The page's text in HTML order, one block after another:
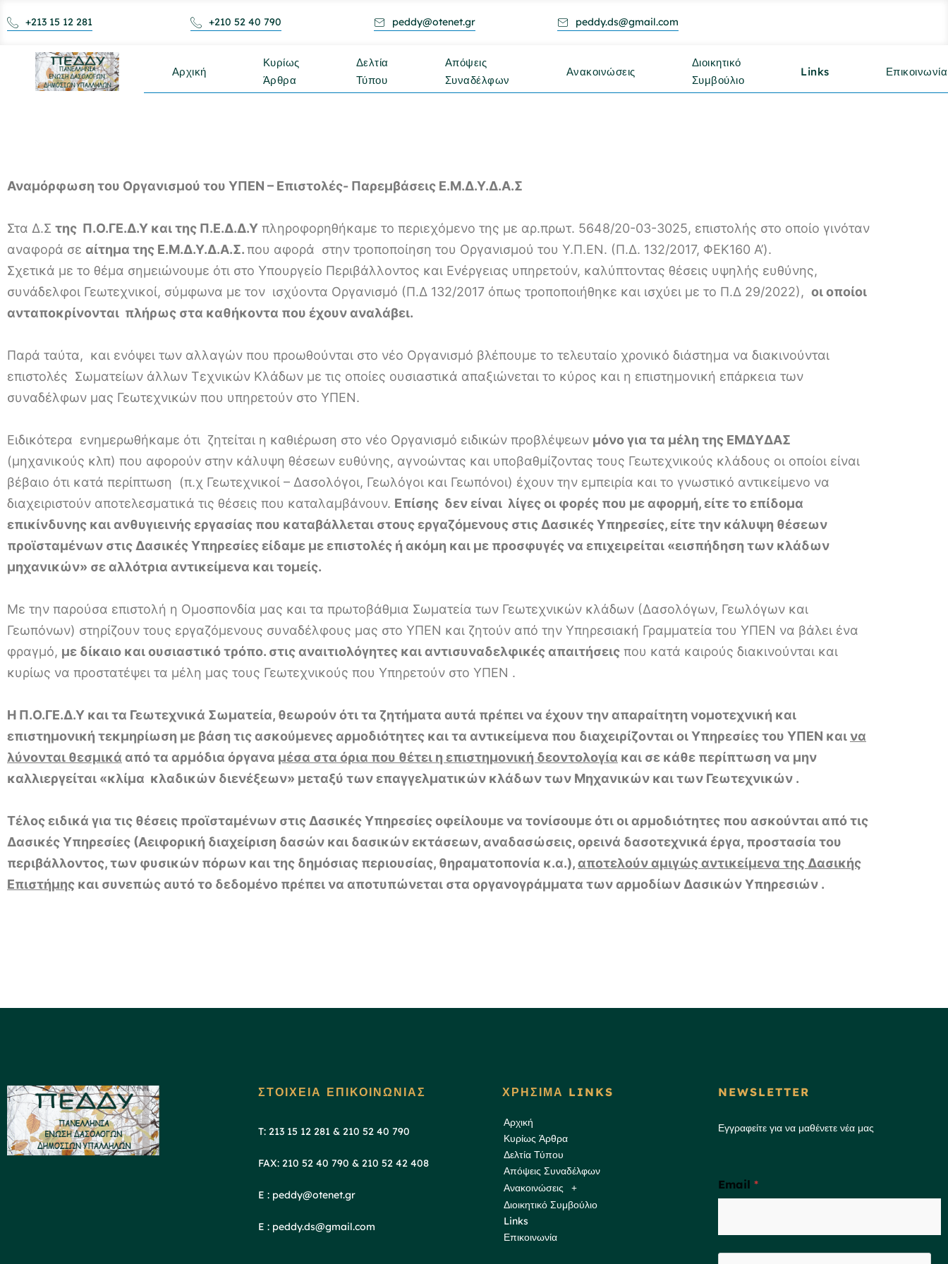
+213 15 12 281 +210 52 40 790 peddy@otenet.gr peddy.ds@gmail.com
Αρχική
Κυρίως
Άρθρα
Δελτία
Τύπου
Απόψεις
Συναδέλφων
Ανακοινώσεις
Διοικητικό
Συμβούλιο
Links Επικοινωνία
Αναμόρφωση του Οργανισμού του ΥΠΕΝ – Επιστολές- Παρεμβάσεις Ε.Μ.Δ.Υ.Δ.Α.Σ
Στα Δ.Σ της Π.Ο.ΓΕ.Δ.Υ και της Π.Ε.Δ.Δ.Υ πληροφορηθήκαμε το περιεχόμενο της με αρ.πρωτ. 5648/20-03-3025, επιστολής στο οποίο γινόταν
αναφορά σε αίτημα της Ε.Μ.Δ.Υ.Δ.Α.Σ.που αφορά στην τροποποίηση του Οργανισμού του Υ.Π.ΕΝ. (Π.Δ. 132/2017, ΦΕΚ160 Α’).
Σχετικά με το θέμα σημειώνουμε ότι στο Υπουργείο Περιβάλλοντος και Ενέργειας υπηρετούν, καλύπτοντας θέσεις υψηλής ευθύνης,
συνάδελφοι Γεωτεχνικοί, σύμφωνα με τον ισχύοντα Οργανισμό (Π.Δ 132/2017 όπως τροποποιήθηκε και ισχύει με το Π.Δ 29/2022), οι οποίοι
ανταποκρίνονται πλήρως στα καθήκοντα που έχουν αναλάβει.
Παρά ταύτα, και ενόψει των αλλαγών που προωθούνται στο νέο Οργανισμό βλέπουμε το τελευταίο χρονικό διάστημα να διακινούνται
επιστολές Σωματείων άλλων Τεχνικών Κλάδων με τις οποίες ουσιαστικά απαξιώνεται το κύρος και η επιστημονική επάρκεια των
συναδέλφων μας Γεωτεχνικών που υπηρετούν στο ΥΠΕΝ.
Ειδικότερα ενημερωθήκαμε ότι ζητείται η καθιέρωση στο νέο Οργανισμό ειδικών προβλέψεων μόνο για τα μέλη της ΕΜΔΥΔΑΣ
(μηχανικούς κλπ) που αφορούν στην κάλυψη θέσεων ευθύνης, αγνοώντας και υποβαθμίζοντας τους Γεωτεχνικούς κλάδους οι οποίοι είναι
βέβαιο ότι κατά περίπτωση (π.χ Γεωτεχνικοί – Δασολόγοι, Γεωλόγοι και Γεωπόνοι) έχουν την εμπειρία και το γνωστικό αντικείμενο να
διαχειριστούν αποτελεσματικά τις θέσεις που καταλαμβάνουν. Επίσης δεν είναι λίγες οι φορές που με αφορμή, είτε το επίδομα
επικίνδυνης και ανθυγιεινής εργασίας που καταβάλλεται στους εργαζόμενους στις Δασικές Υπηρεσίες, είτε την κάλυψη θέσεων
προϊσταμένων στις Δασικές Υπηρεσίες είδαμε με επιστολές ή ακόμη και με προσφυγές να επιχειρείται «εισπήδηση των κλάδων
μηχανικών» σε αλλότρια αντικείμενα και τομείς.
Με την παρούσα επιστολή η Ομοσπονδία μας και τα πρωτοβάθμια Σωματεία των Γεωτεχνικών κλάδων (Δασολόγων, Γεωλόγων και
Γεωπόνων) στηρίζουν τους εργαζόμενους συναδέλφους μας στο ΥΠΕΝ και ζητούν από την Υπηρεσιακή Γραμματεία του ΥΠΕΝ να βάλει ένα
φραγμό, με δίκαιο και ουσιαστικό τρόπο. στις αναιτιολόγητες και αντισυναδελφικές απαιτήσεις που κατά καιρούς διακινούνται και
κυρίως να προστατέψει τα μέλη μας τους Γεωτεχνικούς που Υπηρετούν στο ΥΠΕΝ .
Η Π.Ο.ΓΕ.Δ.Υ και τα Γεωτεχνικά Σωματεία, θεωρούν ότι τα ζητήματα αυτά πρέπει να έχουν την απαραίτητη νομοτεχνική και
επιστημονική τεκμηρίωση με βάση τις ασκούμενες αρμοδιότητες και τα αντικείμενα που διαχειρίζονται οι Υπηρεσίες του ΥΠΕΝ καινα
λύνονται θεσμικά από τα αρμόδια όργανα μέσα στα όρια που θέτει η επιστημονική δεοντολογία και σε κάθε περίπτωση να μην
καλλιεργείται «κλίμα κλαδικών διενέξεων» μεταξύ των επαγγελματικών κλάδων των Μηχανικών και των Γεωτεχνικών .
Τέλος ειδικά για τις θέσεις προϊσταμένων στις Δασικές Υπηρεσίες οφείλουμε να τονίσουμε ότι οι αρμοδιότητες που ασκούνται από τις
Δασικές Υπηρεσίες (Αειφορική διαχείριση δασών και δασικών εκτάσεων, αναδασώσεις, ορεινά δασοτεχνικά έργα, προστασία του
περιβάλλοντος, των φυσικών πόρων και της δημόσιας περιουσίας, θηραματοπονία κ.α.),αποτελούν αμιγώς αντικείμενα της Δασικής
Επιστήμης και συνεπώς αυτό το δεδομένο πρέπει να αποτυπώνεται στα οργανογράμματα των αρμοδίων Δασικών Υπηρεσιών .
ΣΤΟΙΧΕΙΑ ΕΠΙΚΟΙΝΩΝΙΑΣ
T: 213 15 12 281 & 210 52 40 790
FAX: 210 52 40 790 & 210 52 42 408
E : peddy@otenet.gr
E : peddy.ds@gmail.com
ΧΡΗΣΙΜΑ LINKS
Αρχική
Κυρίως Άρθρα
Δελτία Τύπου
Απόψεις Συναδέλφων
Ανακοινώσεις
Διοικητικό Συμβούλιο
Links
Επικοινωνία
NEWSLETTER
Εγγραφείτε για να μαθένετε νέα μας
Email *